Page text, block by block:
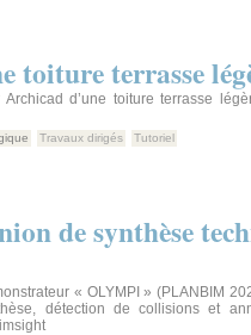
toiture terrasse
Archicad d’une toiture terrasse
Travaux dirigés Tutoriel
de synthèse
« OLYMPI » (PLANBIM
détection de collisions et